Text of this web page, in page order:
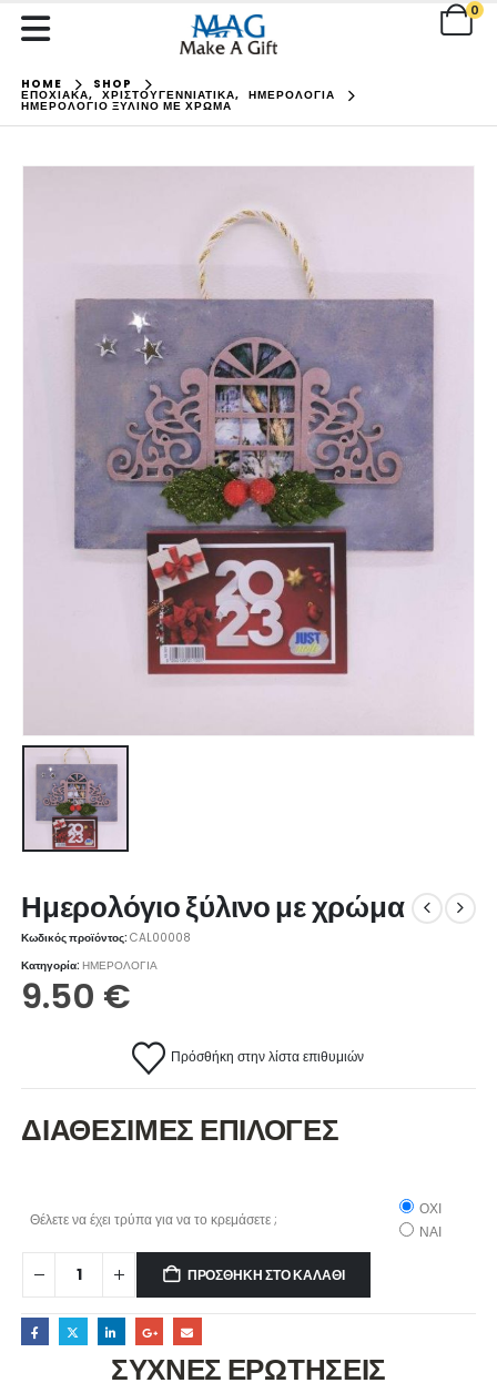
0
HOME SHOP
ΕΠΟΧΙΑΚΑ, ΧΡΙΣΤΟΥΓΕΝΝΙΑΤΙΚΑ, ΗΜΕΡΟΛΟΓΙΑ
ΗΜΕΡΟΛΌΓΙΟ ΞΎΛΙΝΟ ΜΕ ΧΡΏΜΑ
Ημερολόγιο ξύλινο με χρώμα
Κωδικός προϊόντος:CAL00008
Κατηγορία:ΗΜΕΡΟΛΟΓΙΑ
9.50 €
Πρόσθήκη στην λίστα επιθυμιών
ΔΙΑΘΕΣΙΜΕΣ ΕΠΙΛΟΓΕΣ
Θέλετε να έχει τρύπα για να το κρεμάσετε ;
ΟΧΙ
ΝΑΙ
ΠΡΟΣΘΉΚΗ ΣΤΟ ΚΑΛΆΘΙ
ΣΥΧΝΕΣ ΕΡΩΤΗΣΕΙΣ